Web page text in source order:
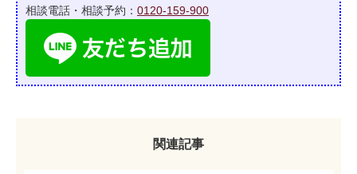
相談電話・相談予約： 0120-159-900
関連記事